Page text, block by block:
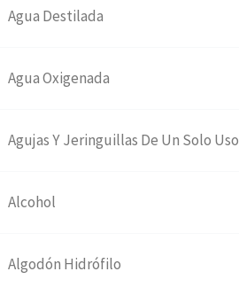
Agua Destilada
Agua Oxigenada
Agujas Y Jeringuillas De Un Solo Uso
Alcohol
Algodón Hidrófilo